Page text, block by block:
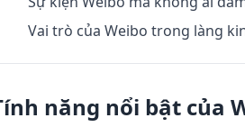
Vai trò của Weibo trong làng
năng nổi bật của